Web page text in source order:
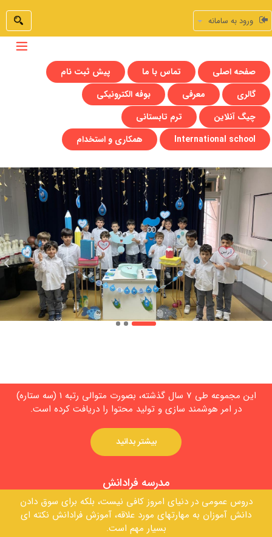
ورود به سامانه
صفحه اصلی تماس با ما
پیش ثبت نام
گالری
معرفی
بوفه الکترونیکی
چیگ آنلاین
ترم تابستانی
International school
همکاری و استخدام
این مجموعه طی 7 سال گذشته، بصورت متوالی رتبه 1 (سه ستاره)
در امر هوشمند سازی و تولید محتوا را دریافت کرده است.
بیشتر بدانید
مدرسه فرادانش
دروس عمومی در دنیای امروز کافی نیست، بلکه برای سوق دادن
دانش آموزان به مهارتهای مورد علاقه، آموزش فرادانش نکته ای
بسیار مهم است.